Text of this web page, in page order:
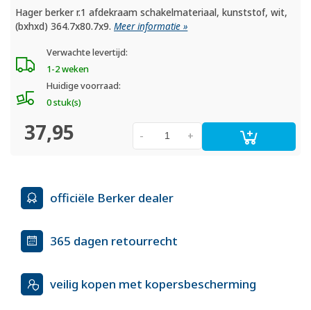
Hager berker r.1 afdekraam schakelmateriaal, kunststof, wit,
(bxhxd) 364.7x80.7x9.Meer informatie »
Verwachte levertijd:
1-2 weken
Huidige voorraad:
0 stuk(s)
37,95 +
-
officiële Berker dealer
365 dagen retourrecht
veilig kopen met kopersbescherming